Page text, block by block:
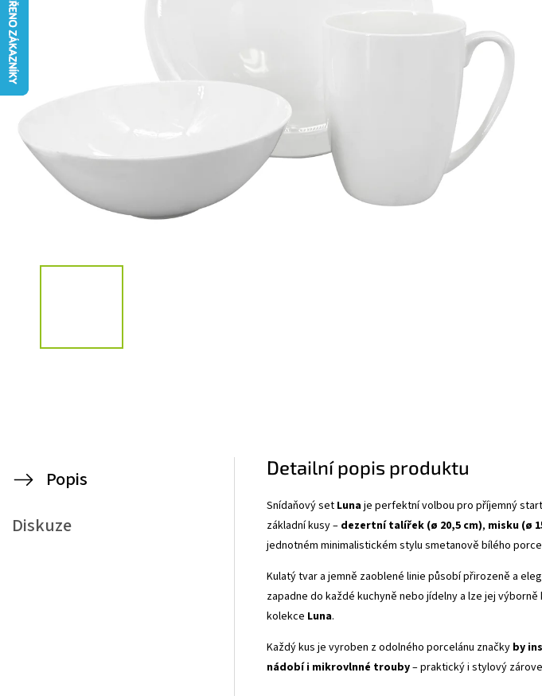
Popis
Diskuze
Detailní popis produktu
Snídaňový set Lunaje perfektní volbou pro příjemný
základní kusy – dezertní talířek (ø 20,5 cm), misku (ø
jednotném minimalistickém stylu smetanově bílého
Kulatý tvar a jemně zaoblené linie působí přirozeně a
zapadne do každé kuchyně nebo jídelny a lze jej
kolekce Luna.
Každý kus je vyroben z odolného porcelánu značky by
nádobí i mikrovlnné trouby– praktický i stylový